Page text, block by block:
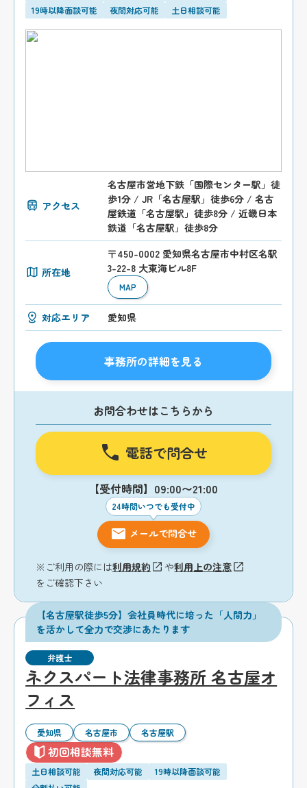
19時以降面談可能
夜間対応可能 土日相談可能
アクセス
名古屋市営地下鉄「国際センター駅」徒
歩1分 / JR「名古屋駅」徒歩6分 / 名古
屋鉄道「名古屋駅」徒歩8分 / 近畿日本
鉄道「名古屋駅」徒歩8分
所在地
〒450-0002 愛知県名古屋市中村区名駅
3-22-8 大東海ビル8F
MAP
対応エリア 愛知県
事務所の詳細を見る
お問合わせはこちらから
電話で問合せ
【受付時間】09:00〜21:00
24時間いつでも受付中
メールで問合せ
※ご利用の際には利用規約 や利用上の注意
をご確認下さい
【名古屋駅徒歩5分】会社員時代に培った「人間力」
を活かして全力で交渉にあたります
弁護士
ネクスパート法律事務所 名古屋オ
フィス
愛知県 名古屋市 名古屋駅
初回相談無料
土日相談可能 夜間対応可能
19時以降面談可能